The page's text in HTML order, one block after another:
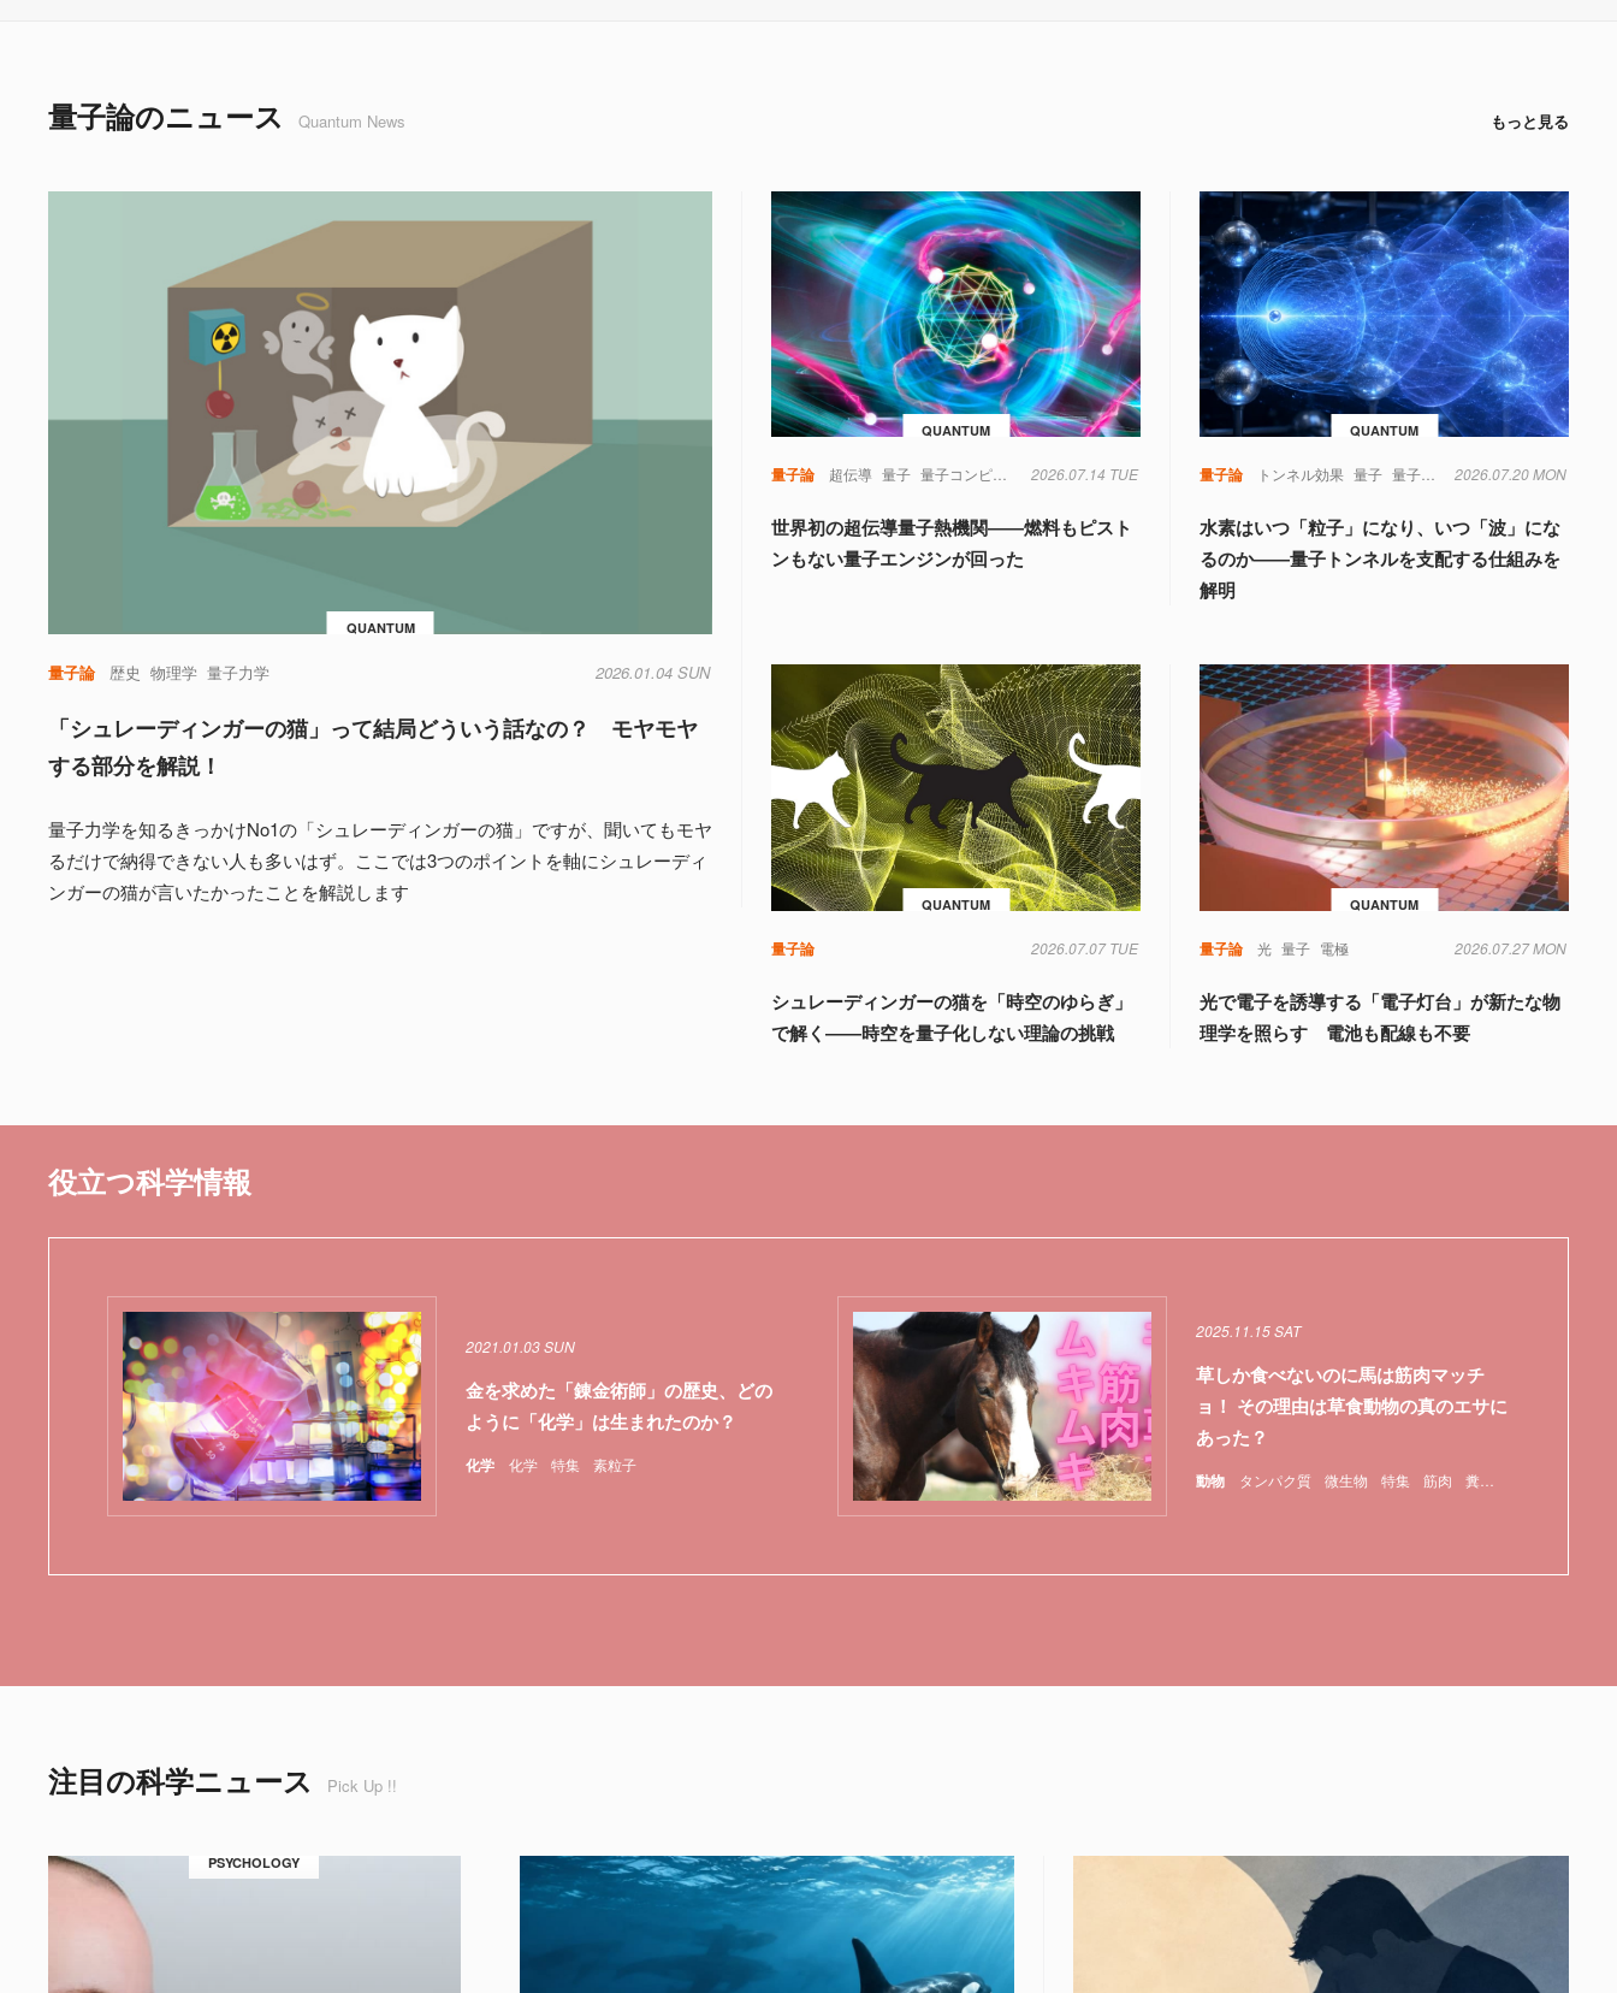
量子論のニュース Quantum News もっと見る
QUANTUM
量子論 歴史 物理学 量子力学 2026.01.04 SUN
「シュレーディンガーの猫」って結局どういう話なの？ モヤモヤ
する部分を解説！
量子力学を知るきっかけNo1の「シュレーディンガーの猫」ですが、聞いてもモヤ
るだけで納得できない人も多いはず。ここでは3つのポイントを軸にシュレーディ
ンガーの猫が言いたかったことを解説します
QUANTUM
量子論 超伝導 量子 量子コンピュータ 2026.07.14 TUE
世界初の超伝導量子熱機関――燃料もピスト
ンもない量子エンジンが回った
QUANTUM
量子論 トンネル効果 量子 量子力学 2026.07.20 MON
水素はいつ「粒子」になり、いつ「波」にな
るのか――量子トンネルを支配する仕組みを
解明
QUANTUM
量子論 2026.07.07 TUE
シュレーディンガーの猫を「時空のゆらぎ」
で解く――時空を量子化しない理論の挑戦
QUANTUM
量子論 光 量子 電極 2026.07.27 MON
光で電子を誘導する「電子灯台」が新たな物
理学を照らす 電池も配線も不要
役立つ科学情報
化学 化学 特集 素粒子
2021.01.03 SUN
金を求めた「錬金術師」の歴史、どの
ように「化学」は生まれたのか？
動物 タンパク質 微生物 特集 筋肉 糞
2025.11.15 SAT
草しか食べないのに馬は筋肉マッチ
ョ！ その理由は草食動物の真のエサに
あった？
注目の科学ニュース Pick Up !!
PSYCHOLOGY